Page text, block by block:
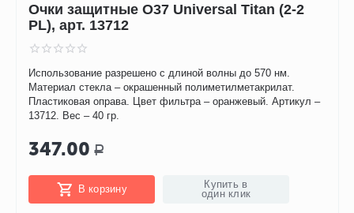
Очки защитные O37 Universal Titan (2-2
PL), арт. 13712
Использование разрешено с длиной волны до 570 нм.
Материал стекла – окрашенный полиметилметакрилат.
Пластиковая оправа. Цвет фильтра – оранжевый. Артикул –
13712. Вес – 40 гр.
347.00 Р
В корзину
Купить в
один клик